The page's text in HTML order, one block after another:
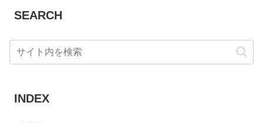
SEARCH
INDEX